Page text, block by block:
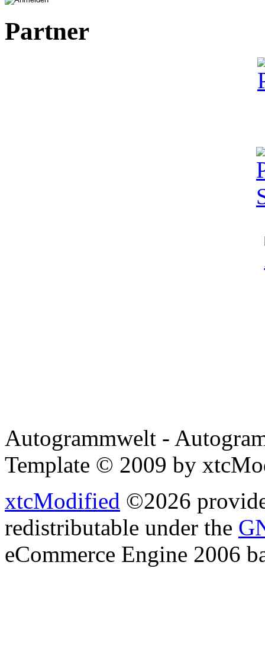
Partner
Autogrammwelt -
Template © 2009 by
xtcModified ©2026
redistributable under the
eCommerce Engine 2006